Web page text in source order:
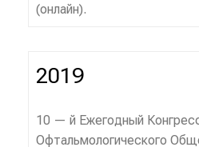
(онлайн).
2019
10 — й Ежегодный
Офтальмологического